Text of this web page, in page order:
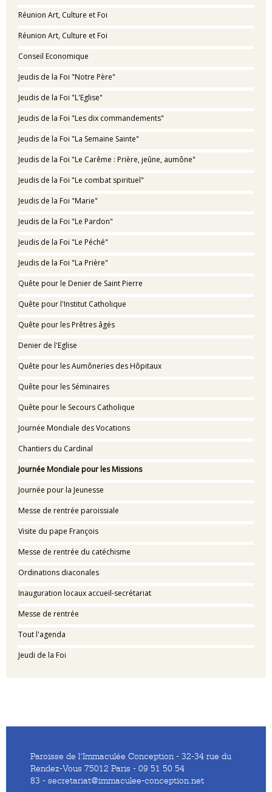
Réunion Art, Culture et Foi
Réunion Art, Culture et Foi
Conseil Economique
Jeudis de la Foi "Notre Père"
Jeudis de la Foi "L'Eglise"
Jeudis de la Foi "Les dix commandements"
Jeudis de la Foi "La Semaine Sainte"
Jeudis de la Foi "Le Carême : Prière, jeûne, aumône"
Jeudis de la Foi "Le combat spirituel"
Jeudis de la Foi "Marie"
Jeudis de la Foi "Le Pardon"
Jeudis de la Foi "Le Péché"
Jeudis de la Foi "La Prière"
Quête pour le Denier de Saint Pierre
Quête pour l'Institut Catholique
Quête pour les Prêtres âgés
Denier de l'Eglise
Quête pour les Aumôneries des Hôpitaux
Quête pour les Séminaires
Quête pour le Secours Catholique
Journée Mondiale des Vocations
Chantiers du Cardinal
Journée Mondiale pour les Missions
Journée pour la Jeunesse
Messe de rentrée paroissiale
Visite du pape François
Messe de rentrée du catéchisme
Ordinations diaconales
Inauguration locaux accueil-secrétariat
Messe de rentrée
Tout l'agenda
Jeudi de la Foi
Paroisse de l'Immaculée Conception - 32-34 rue du
Rendez-Vous 75012 Paris - 09 51 50 54
83 - secretariat@immaculee-conception.net